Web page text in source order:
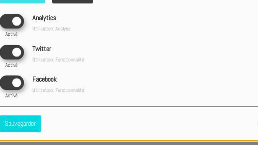
Analytics
Activé
Utilisation: Analyse
Twitter
Activé
Utilisation: Fonctionnalité
Facebook
Activé
Utilisation: Fonctionnalité
Sauvegarder
a fait le combat de sa vie depuis que sa fille Marion a mis fin à ses
de harcèlement au collège et sur les réseaux sociaux.